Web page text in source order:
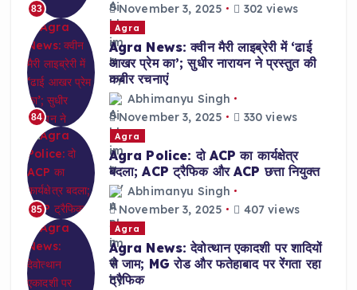
83
November 3, 2025
302 views
84
Agra
Agra News: क्वीन मैरी लाइब्रेरी में ‘ढाई
आखर प्रेम का’; सुधीर नारायन ने प्रस्तुत की
कबीर रचनाएं
Abhimanyu Singh
November 3, 2025
330 views
85
Agra
Agra Police: दो ACP का कार्यक्षेत्र
बदला; ACP ट्रैफिक और ACP छत्ता नियुक्त
Abhimanyu Singh
November 3, 2025
407 views
Agra
Agra News: देवोत्थान एकादशी पर शादियों
से जाम; MG रोड और फतेहाबाद पर रेंगता रहा
ट्रैफिक